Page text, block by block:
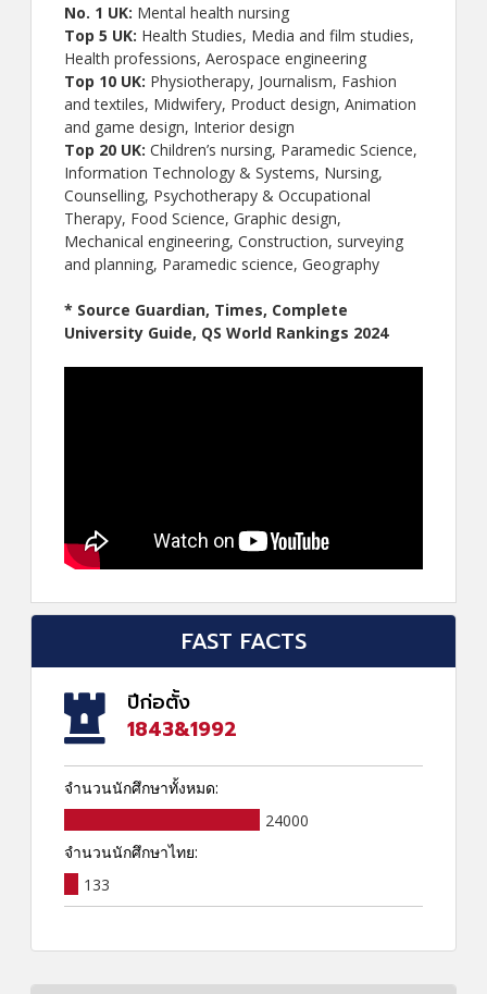
No. 1 UK: Mental health nursing
Top 5 UK: Health Studies, Media and film studies,
Health professions, Aerospace engineering
Top 10 UK: Physiotherapy, Journalism, Fashion
and textiles, Midwifery, Product design, Animation
and game design, Interior design
Top 20 UK: Children’s nursing, Paramedic Science,
Information Technology & Systems, Nursing,
Counselling, Psychotherapy & Occupational
Therapy, Food Science, Graphic design,
Mechanical engineering, Construction, surveying
and planning, Paramedic science, Geography
* Source Guardian, Times, Complete
University Guide, QS World Rankings 2024
FAST FACTS
ปีก่อตั้ง
1843&1992
จำนวนนักศึกษาทั้งหมด:
24000
จำนวนนักศึกษาไทย:
133